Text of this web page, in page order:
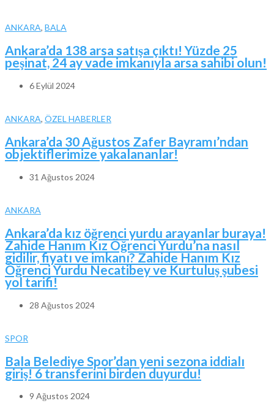
ANKARA, BALA
Ankara’da 138 arsa satışa çıktı! Yüzde 25
peşinat, 24 ay vade imkanıyla arsa sahibi olun!
6 Eylül 2024
ANKARA, ÖZEL HABERLER
Ankara’da 30 Ağustos Zafer Bayramı’ndan
objektiflerimize yakalananlar!
31 Ağustos 2024
ANKARA
Ankara’da kız öğrenci yurdu arayanlar buraya!
Zahide Hanım Kız Öğrenci Yurdu’na nasıl
gidilir, fiyatı ve imkanı? Zahide Hanım Kız
Öğrenci Yurdu Necatibey ve Kurtuluş şubesi
yol tarifi!
28 Ağustos 2024
SPOR
Bala Belediye Spor’dan yeni sezona iddialı
giriş! 6 transferini birden duyurdu!
9 Ağustos 2024